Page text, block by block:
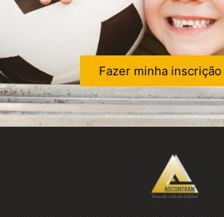
Fazer minha